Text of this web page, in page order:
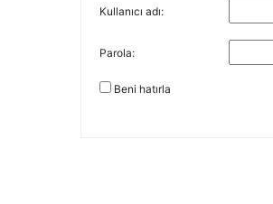
Kullanıcı adı:
Parola:
Beni hatırla